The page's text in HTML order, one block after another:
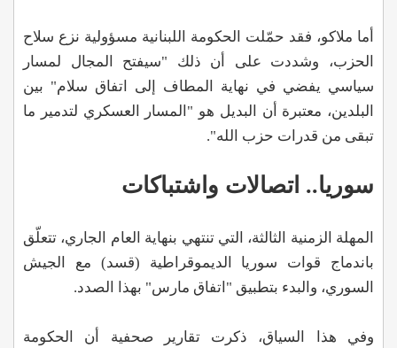
أما ملاكو، فقد حمّلت الحكومة اللبنانية مسؤولية نزع سلاح
الحزب، وشددت على أن ذلك "سيفتح المجال لمسار
سياسي يفضي في نهاية المطاف إلى اتفاق سلام" بين
البلدين، معتبرة أن البديل هو "المسار العسكري لتدمير ما
تبقى من قدرات حزب الله".
سوريا.. اتصالات واشتباكات
المهلة الزمنية الثالثة، التي تنتهي بنهاية العام الجاري، تتعلّق
باندماج قوات سوريا الديموقراطية (قسد) مع الجيش
السوري، والبدء بتطبيق "اتفاق مارس" بهذا الصدد.
وفي هذا السياق، ذكرت تقارير صحفية أن الحكومة